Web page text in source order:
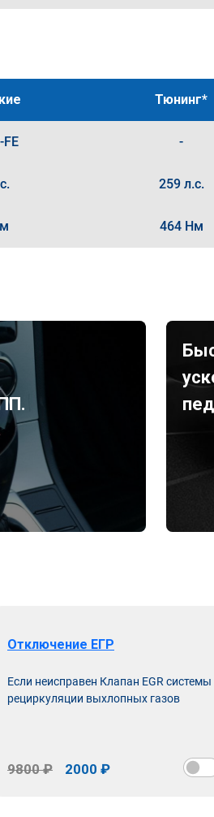
Тюнинг*
FE -
259 л.с.
464 Нм
Отключение ЕГР
Если неисправен Клапан EGR системы
рециркуляции выхлопных газов
9800 ₽ 2000 ₽